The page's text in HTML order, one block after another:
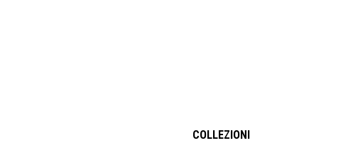
COLLEZIONI